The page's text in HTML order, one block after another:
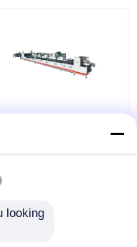
de colagem
de caixa de
looking